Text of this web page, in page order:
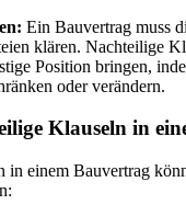
Ein Bauvertrag muss
klären. Nachteilige
Position bringen,
oder verändern.
Klauseln in
in einem Bauvertrag